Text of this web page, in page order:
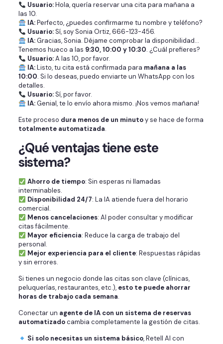
Usuario:Hola, quería reservar una cita para mañana a
las 10.
IA:Perfecto, ¿puedes confirmarme tu nombre y teléfono?
Usuario:Sí, soy Sonia Ortiz, 666-123-456.
IA:Gracias, Sonia. Déjame comprobar la disponibilidad…
Tenemos hueco a las 9:30, 10:00 y 10:30. ¿Cuál prefieres?
Usuario:A las 10, por favor.
IA:Listo, tu cita está confirmada para mañana a las
10:00. Si lo deseas, puedo enviarte un WhatsApp con los
detalles.
Usuario:Sí, por favor.
IA:Genial, te lo envío ahora mismo. ¡Nos vemos mañana!
Este proceso dura menos de un minutoy se hace de forma
totalmente automatizada.
¿Qué ventajas tiene este
sistema?
Ahorro de tiempo: Sin esperas ni llamadas
interminables.
Disponibilidad 24/7: La IA atiende fuera del horario
comercial.
Menos cancelaciones: Al poder consultar y modificar
citas fácilmente.
Mayor eficiencia: Reduce la carga de trabajo del
personal.
Mejor experiencia para el cliente: Respuestas rápidas
y sin errores.
Si tienes un negocio donde las citas son clave (clínicas,
peluquerías, restaurantes, etc.), esto te puede ahorrar
horas de trabajo cada semana.
Conectar un agente de IA con un sistema de reservas
automatizadocambia completamente la gestión de citas.
Si solo necesitas un sistema básico, Retell AI con